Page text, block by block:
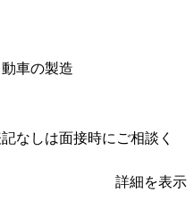
車の製造
なしは面接時にご相談く
詳細を表示